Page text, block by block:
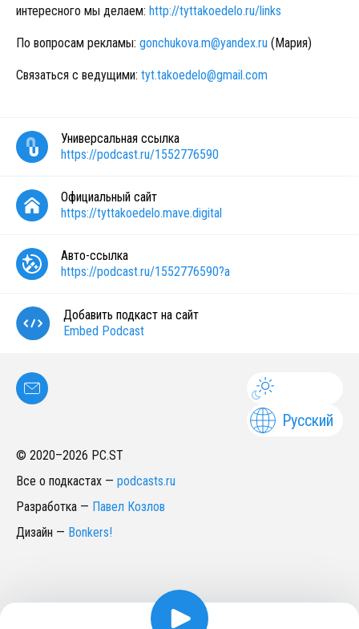
интересного мы делаем: http://tyttakoedelo.ru/links
По вопросам рекламы: gonchukova.m@yandex.ru (Мария)
Связаться с ведущими: tyt.takoedelo@gmail.com
Универсальная ссылка
https://podcast.ru/1552776590
Официальный сайт
https://tyttakoedelo.mave.digital
Авто-ссылка
https://podcast.ru/1552776590?a
Добавить подкаст на сайт
Embed Podcast
Русский
© 2020–2026 PC.ST
Все о подкастах — podcasts.ru
Разработка — Павел Козлов
Дизайн — Bonkers!